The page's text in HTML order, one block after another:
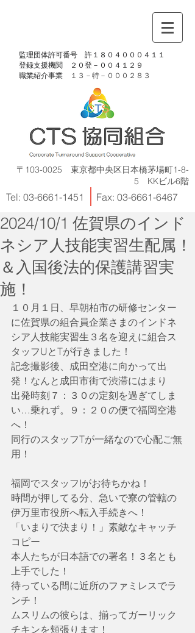
​監理団体許可番号 許１８０４０００４１１
​登録支援機関 ２０登－００４１２９
​職業紹介事業
１３－特－ ０００２８３
〒103-0025 東京都中央区日本橋茅場町1-8-
5 KKビル6階
Tel: 03-6661-1451 Fax: 03-6661-6467
2024/10/1 佐賀県のインド
ネシア人技能実習生配属！
＆入国後法的保護講習実
施！
１０月１日、早朝柏市の研修センター
に佐賀県の組合員企業さまのインドネ
シア人技能実習生３名を迎えに組合ス
タッフUとTが行きました！
記念撮影後、成田空港に向かって出
発！なんと成田市街で渋滞にはまり
出発時刻７：３０の定刻を過ぎてしま
い…乗れず。９：２０の便で福岡空港
へ！
同行のスタッフTが一緒なので心配ご無
用！
福岡でスタッフIがお待ちかね！
時間が押してる分、急いで寮の管轄の
伊万里市役所へ転入手続きへ！
「いまり で決まり！」 素敵なキャッチ
コピー
本人たちが日本語での署名！３名とも
上手でした！
待っている間に近所のファミレスでラ
ンチ！
ムスリムの彼らは、揃ってガーリック
チキンを頬張ります！